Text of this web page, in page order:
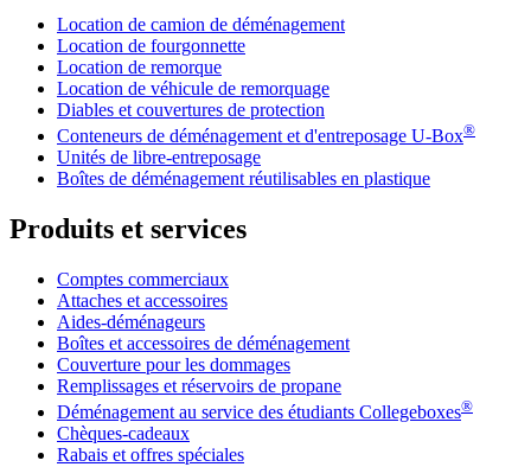
Location de camion de déménagement
Location de fourgonnette
Location de remorque
Location de véhicule de remorquage
Diables et couvertures de protection
Conteneurs de déménagement et d'entreposage U-Box®
Unités de libre-entreposage
Boîtes de déménagement réutilisables en plastique
Produits et services
Comptes commerciaux
Attaches et accessoires
Aides-déménageurs
Boîtes et accessoires de déménagement
Couverture pour les dommages
Remplissages et réservoirs de propane
Déménagement au service des étudiants Collegeboxes®
Chèques-cadeaux
Rabais et offres spéciales